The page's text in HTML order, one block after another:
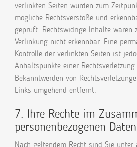
verlinkten Seiten wurden zum
mögliche Rechtsverstöße und
geprüft. Rechtswidrige Inhalte waren
Verlinkung nicht erkennbar. Eine
Kontrolle der verlinkten Seiten ist
Anhaltspunkte einer
Bekanntwerden von
Links umgehend entfernt.
7. Ihre Rechte im
personenbezogenen Daten
Nach geltendem Recht sind Sie